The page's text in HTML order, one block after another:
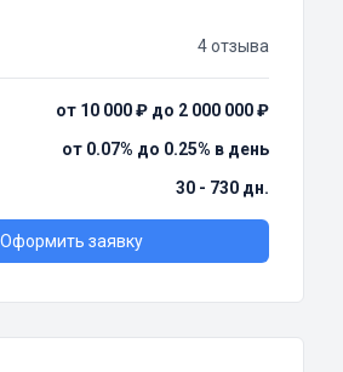
4 отзыва
от 10 000 ₽ до 2 000 000 ₽
от 0.07% до 0.25% в день
30 - 730 дн.
Оформить заявку